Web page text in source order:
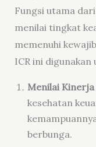
Fungsi utama
menilai tingkat
memenuhi
ICR ini digunakan
Menilai Kinerja
kesehatan
berbunga.